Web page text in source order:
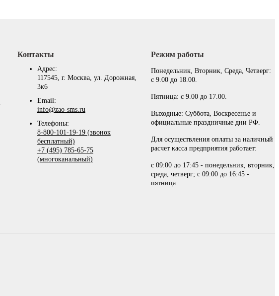
Контакты
Адрес:
117545, г. Москва, ул. Дорожная,
3к6
Email:
info@zao-sms.ru
Телефоны:
8-800-101-19-19 (звонок
бесплатный)
+7 (495) 785-65-75
(многоканальный)
Режим работы
Понедельник, Вторник, Среда, Четверг:
с 9.00 до 18.00.
Пятница: с 9.00 до 17.00.
Выходные: Суббота, Воскресенье и
официальные праздничные дни РФ.
Для осуществления оплаты за наличный
расчет касса предприятия работает:
с 09:00 до 17:45 - понедельник, вторник,
среда, четверг; с 09:00 до 16:45 -
пятница.